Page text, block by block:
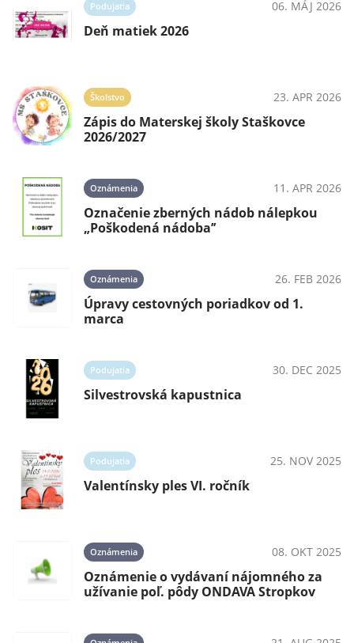
Podujatia 06. MÁJ 2026
Deň matiek 2026
Školstvo 23. APR 2026
Zápis do Materskej školy Staškovce
2026/2027
Oznámenia 11. APR 2026
Označenie zberných nádob nálepkou
„Poškodená nádoba’’
Oznámenia 26. FEB 2026
Úpravy cestovných poriadkov od 1.
marca
Podujatia 30. DEC 2025
Silvestrovská kapustnica
Podujatia 25. NOV 2025
Valentínsky ples VI. ročník
Oznámenia 08. OKT 2025
Oznámenie o vydávaní nájomného za
užívanie poľ. pôdy ONDAVA Stropkov